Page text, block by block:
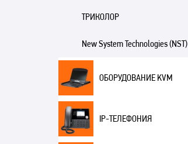
ТРИКОЛОР
New System Technologies (NST)
ОБОРУДОВАНИЕ KVM
IP-ТЕЛЕФОНИЯ